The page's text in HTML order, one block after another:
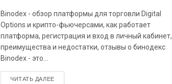
Binodex - обзор платформы для торговли Digital
Options и крипто-фьючерсами, как работает
платформа, регистрация и вход в личный кабинет,
преимущества и недостатки, отзывы о бинодекс
Binodex - это...
ЧИТАТЬ ДАЛЕЕDETAILS